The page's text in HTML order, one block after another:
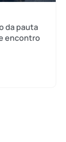
da pauta
encontro